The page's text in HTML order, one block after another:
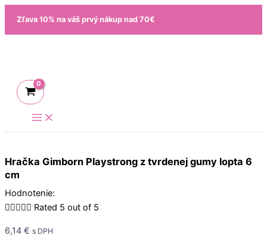
Preskočiť
obsah
Zľava 10% na váš prvý nákup nad 70€
Hračka Gimborn Playstrong z tvrdenej gumy lopta 6
cm
Hodnotenie:
 Rated 5 out of 5
6,14 € s DPH